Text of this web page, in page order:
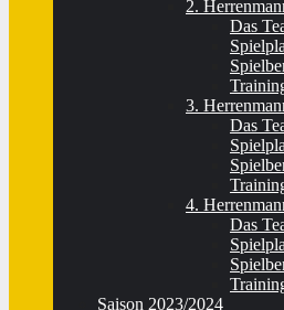
2.
Das
3.
Das
4.
Das
Saison 2023/2024